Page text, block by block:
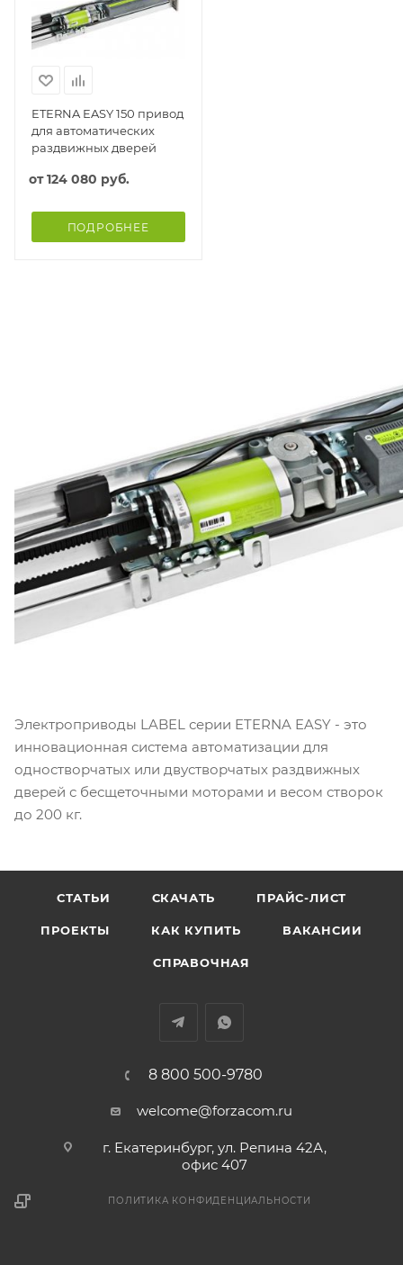
ETERNA EASY 150 привод
для автоматических
раздвижных дверей
от124 080 руб.
ПОДРОБНЕЕ
Электроприводы LABEL серии ETERNA EASY - это
инновационная система автоматизации для
одностворчатых или двустворчатых раздвижных
дверей с бесщеточными моторами и весом створок
до 200 кг.
СТАТЬИ СКАЧАТЬ ПРАЙС-ЛИСТ
ПРОЕКТЫ КАК КУПИТЬ ВАКАНСИИ
СПРАВОЧНАЯ
8 800 500-9780
welcome@forzacom.ru
г. Екатеринбург, ул. Репина 42А,
офис 407
ПОЛИТИКА КОНФИДЕНЦИАЛЬНОСТИ